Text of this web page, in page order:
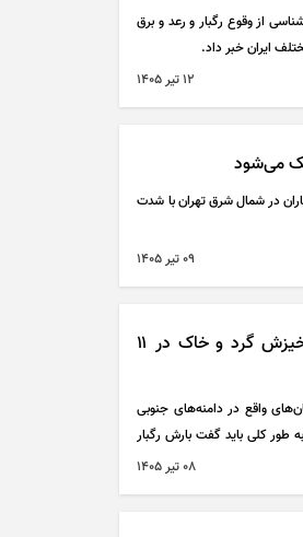
از وقوع رگبار و رعد و برق
ایران خبر داد.
۱۲ تير ۱۴۰۵
می‌شود
در شمال شرق تهران با شدت
۰۹ تير ۱۴۰۵
پیش بینی هواشناسی تهران و دیگر استان‌ها | هشدار خیزش گرد و خاک در ۱۱
واقع در دامنه‌های جنوبی
طور کلی باید گفت بارش رگبار
۰۸ تير ۱۴۰۵